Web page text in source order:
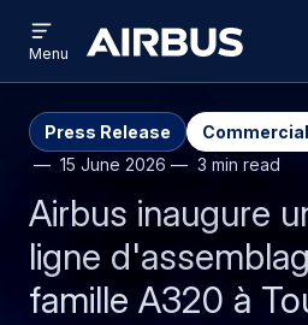
Airbus
menu
Menu
Press Release
15 June 2026
3 min read
Airbus inaugure
ligne
famille A320 à